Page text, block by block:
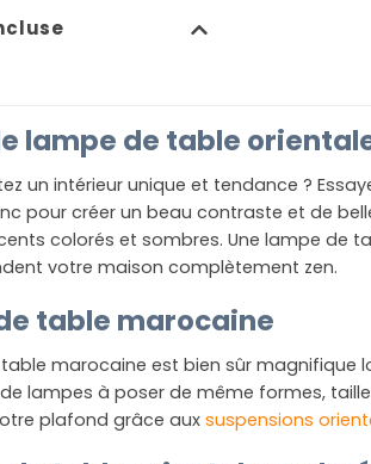
lampe de table
un intérieur unique et tendance ?
pour créer un beau contraste et de
colorés et sombres. Une lampe de
votre maison complètement zen.
table marocaine
marocaine est bien sûr magnifique
lampes à poser de même formes,
plafond grâce aux suspensions